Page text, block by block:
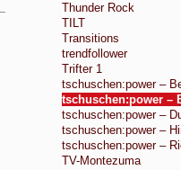
Thunder Rock
TILT
Transitions
trendfollower
Trifter 1
tschuschen:power –
tschuschen:power –
tschuschen:power –
tschuschen:power –
tschuschen:power –
TV-Montezuma